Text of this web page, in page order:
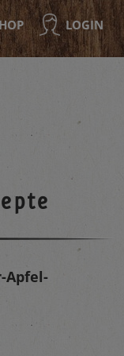
LOGIN
Apfel-